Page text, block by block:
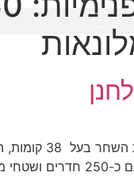
בשילוב מלונאות עם כ-